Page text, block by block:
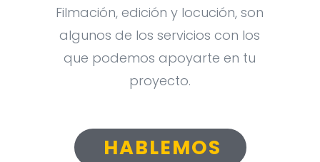
Filmación, edición y locución, son
algunos de los servicios con los
que podemos apoyarte en tu
proyecto.
HABLEMOS